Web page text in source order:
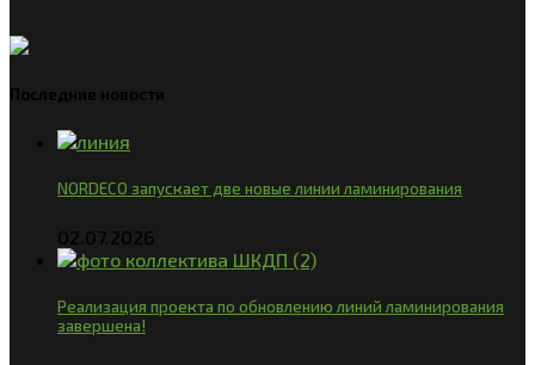
Последние новости
NORDECO запускает две новые линии ламинирования
02.07.2026
Реализация проекта по обновлению линий ламинирования
завершена!